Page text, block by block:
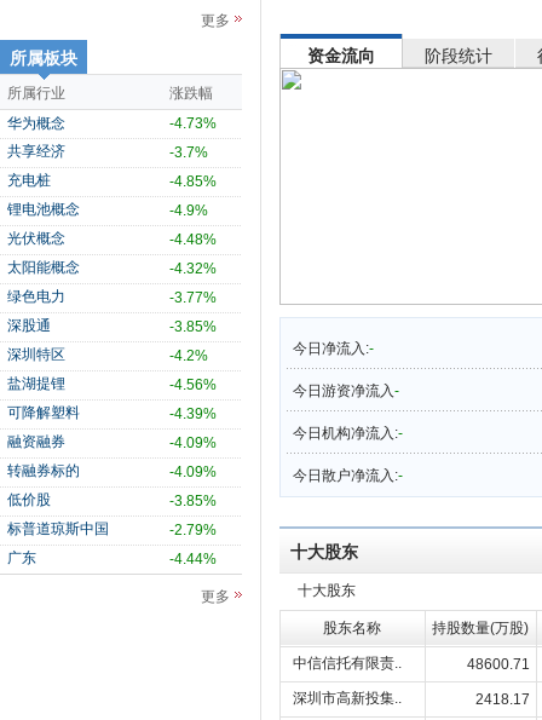
更多
所属板块
所属行业
涨跌幅
华为概念
-4.73%
共享经济
-3.7%
充电桩
-4.85%
锂电池概念
-4.9%
光伏概念
-4.48%
太阳能概念
-4.32%
绿色电力
-3.77%
深股通
-3.85%
深圳特区
-4.2%
盐湖提锂
-4.56%
可降解塑料
-4.39%
融资融券
-4.09%
转融券标的
-4.09%
低价股
-3.85%
标普道琼斯中国
-2.79%
广东
-4.44%
更多
资金流向 阶段统计
今日净流入:-
今日游资净流入-
今日机构净流入:-
今日散户净流入:-
十大股东
十大股东
股东名称 持股数量(万股)
中信信托有限责..
48600.71
深圳市高新投集..
2418.17